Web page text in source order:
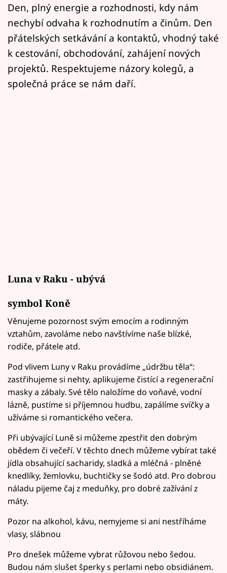
Mámy sobě
Přihlášení
Sledujte nás
Den, plný energie a rozhodnosti, kdy nám
nechybí odvaha k rozhodnutím a činům. Den
přátelských setkávání a kontaktů, vhodný také
k cestování, obchodování, zahájení nových
projektů. Respektujeme názory kolegů, a
společná práce se nám daří.
Luna v Raku - ubývá
symbol Koně
Věnujeme pozornost svým emocím a rodinným
vztahům, zavoláme nebo navštívíme naše blízké,
rodiče, přátele atd.
Pod vlivem Luny v Raku provádíme „údržbu těla“:
zastřihujeme si nehty, aplikujeme čistící a regenerační
masky a zábaly. Své tělo naložíme do voňavé, vodní
lázně, pustíme si příjemnou hudbu, zapálíme svíčky a
užíváme si romantického večera.
Při ubývající Luně si můžeme zpestřit den dobrým
obědem či večeří. V těchto dnech můžeme vybírat také
jídla obsahující sacharidy, sladká a mléčná - plněné
knedlíky, žemlovku, buchtičky se šodó atd. Pro dobrou
náladu pijeme čaj z meduňky, pro dobré zažívání z
máty.
Pozor na alkohol, kávu, nemyjeme si ani nestříháme
vlasy, slábnou
Pro dnešek můžeme vybrat růžovou nebo šedou.
Budou nám slušet šperky s perlami nebo obsidiánem.